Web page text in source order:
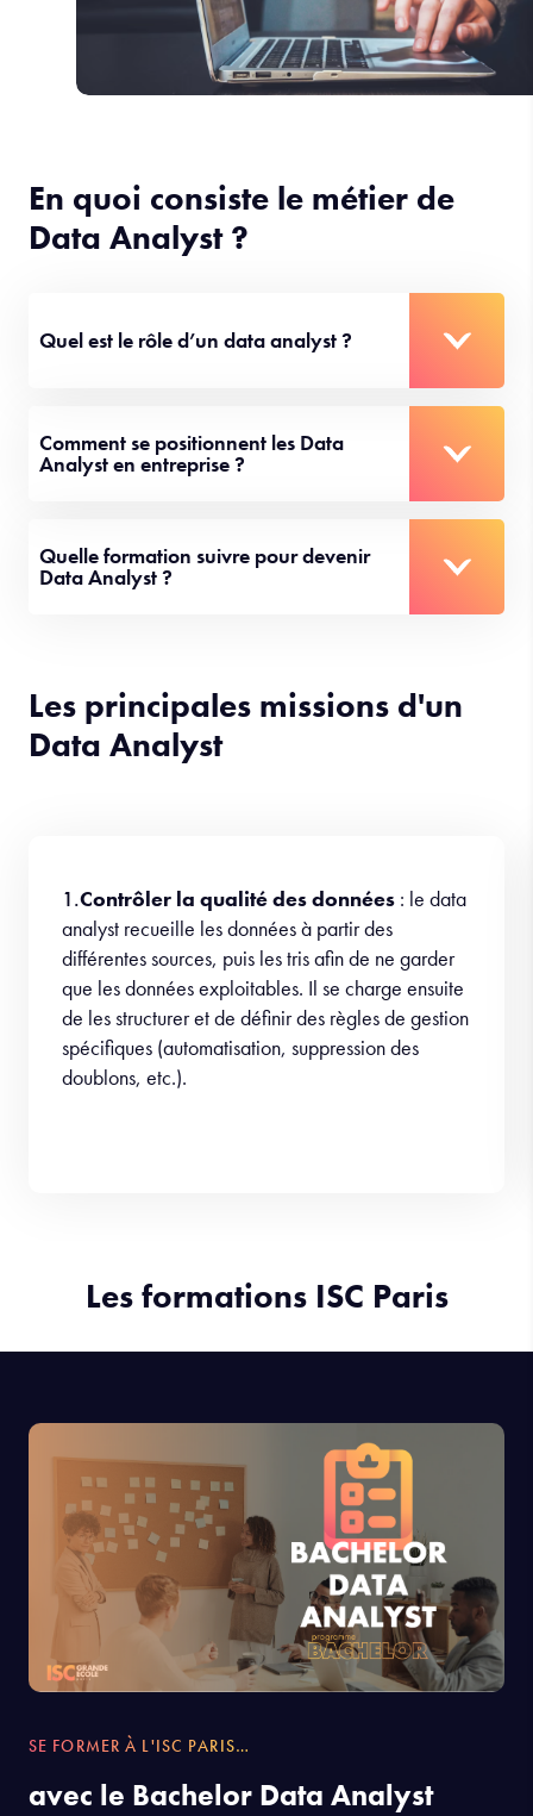
En quoi consiste le métier de
Data Analyst ?
Quel est le rôle d’un data analyst ?
Comment se positionnent les Data
Analyst en entreprise ?
Quelle formation suivre pour devenir
Data Analyst ?
Les principales missions d'un
Data Analyst
1.Contrôler la qualité des données : le data
analyst recueille les données à partir des
différentes sources, puis les tris afin de ne garder
que les données exploitables. Il se charge ensuite
de les structurer et de définir des règles de gestion
spécifiques (automatisation, suppression des
doublons, etc.).
Les formations ISC Paris
SE FORMER À L'ISC PARIS…
avec le Bachelor Data Analyst